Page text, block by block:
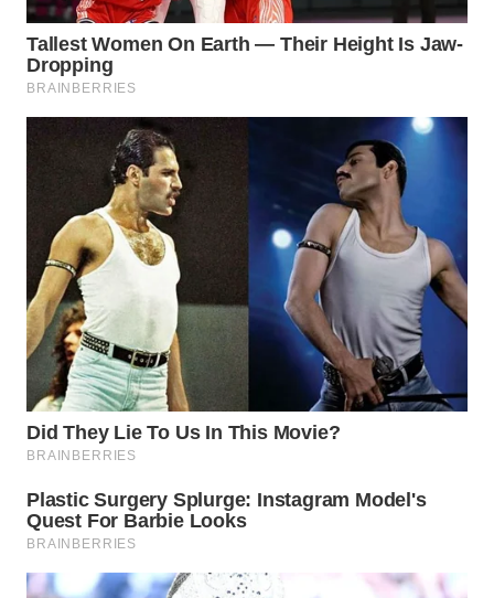
WN
GORONTALO
WN
MALUKU
WN
MALUT
WN
DAIRI
WN
TOBA
WN
NIAS